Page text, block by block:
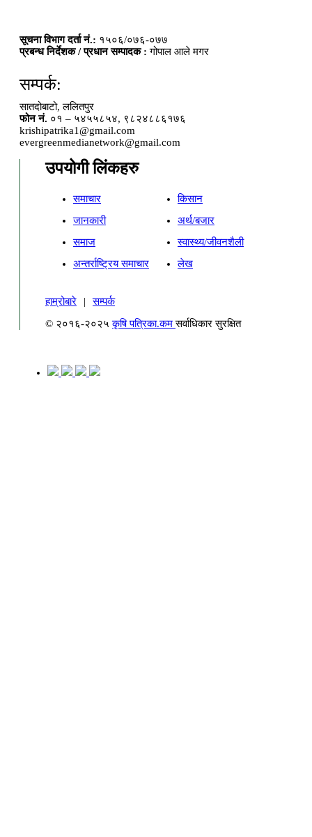
सूचना विभाग दर्ता नं.: १५०६/०७६-०७७
प्रबन्ध निर्देशक / प्रधान सम्पादक : गोपाल आले मगर
सम्पर्क:
सातदोबाटो, ललितपुर
फोन नं. ०१ – ५४५५८५४, ९८२४८८६१७६
krishipatrika1@gmail.com
evergreenmedianetwork@gmail.com
उपयोगी लिंकहरु
समाचार
किसान
जानकारी
अर्थ/बजार
समाज
स्वास्थ्य/जीवनशैली
अन्तर्राष्ट्रिय समाचार
लेख
हाम्रोबारे |
सम्पर्क
© २०१६-२०२५कृषि पत्रिका.कमसर्वाधिकार सुरक्षित